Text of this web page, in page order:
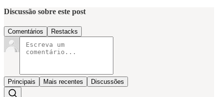
Discussão sobre este post
Comentários Restacks
Principais Mais recentes Discussões